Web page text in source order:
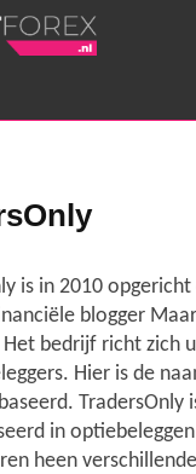
Wat is forex?
Aanbod brokers
Handelswijze
Hefboom
is in 2010
blogger
Het bedrijf richt zich
Hier is de
TradersOnly
in
heen